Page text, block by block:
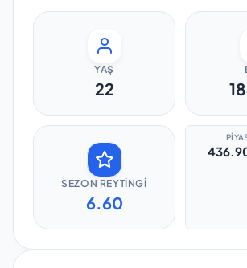
YAŞ
22
SEZON REYTINGI
6.60